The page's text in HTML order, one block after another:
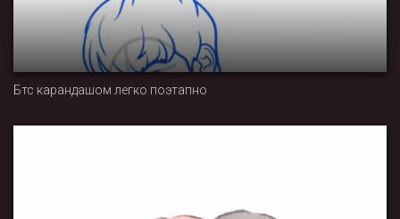
Бтс карандашом легко поэтапно